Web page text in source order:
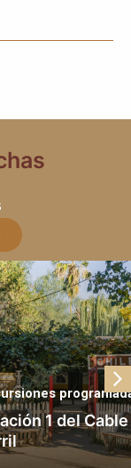
1 del Cable